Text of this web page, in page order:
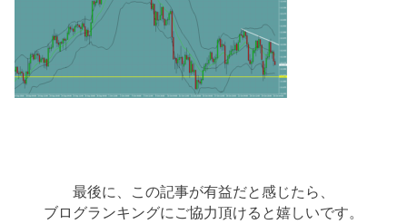
最後に、この記事が有益だと感じたら、
ブログランキングにご協力頂けると嬉しいです。